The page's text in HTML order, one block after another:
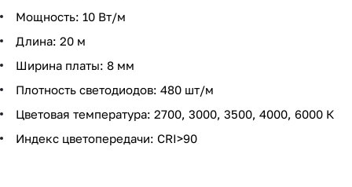
Мощность: 10 Вт/м
Длина: 20 м
Ширина платы: 8 мм
Плотность светодиодов: 480 шт/м
Цветовая температура: 2700, 3000, 3500, 4000, 6000 К
Индекс цветопередачи: CRI>90